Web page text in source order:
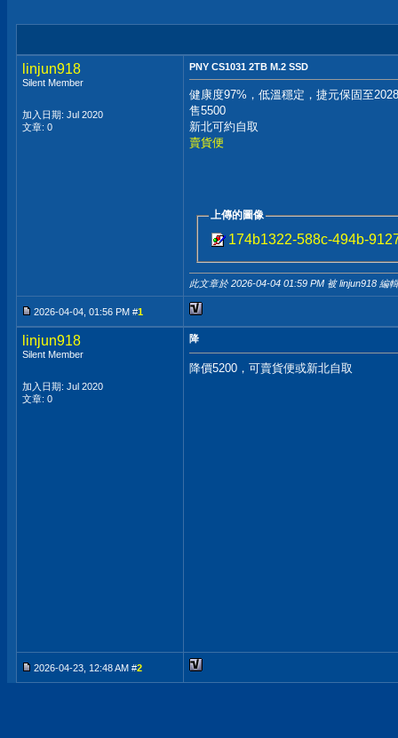
linjun918
Silent Member
加入日期: Jul 2020
文章: 0
PNY CS1031 2TB M.2 SSD
健康度97%，低溫穩定，捷元保固至
售5500
新北可約自取
賣貨便
上傳的圖像
174b1322-588c-494b-
此文章於 2026-04-04 01:59 PM 被 linjun918 編
2026-04-04, 01:56 PM #1
linjun918
Silent Member
加入日期: Jul 2020
文章: 0
降
降價5200，可賣貨便或新北自取
2026-04-23, 12:48 AM #2